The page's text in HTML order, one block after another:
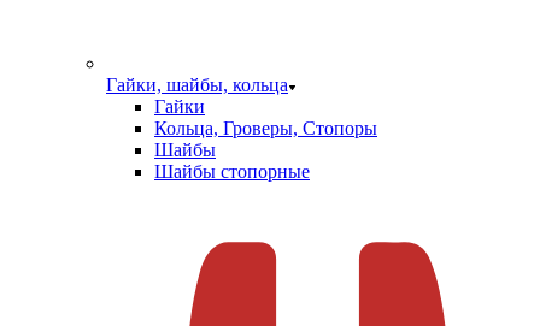
Гайки, шайбы, кольца
Гайки
Кольца, Гроверы, Стопоры
Шайбы
Шайбы стопорные